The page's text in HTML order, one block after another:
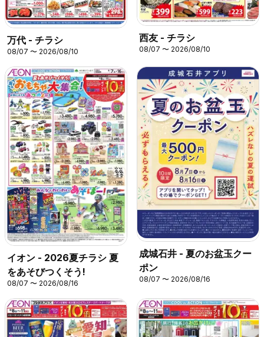
万代 - チラシ
08/07 〜 2026/08/10
西友 - チラシ
08/07 〜 2026/08/10
イオン - 2026夏チラシ 夏
をあそびつくそう!
08/07 〜 2026/08/16
成城石井 - 夏のお盆玉クー
ポン
08/07 〜 2026/08/16